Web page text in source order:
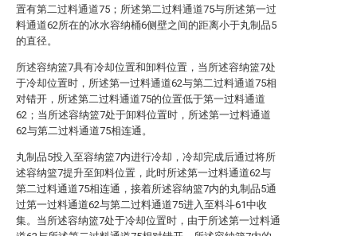
置有第二过料通道75；所述第二过料通道75与所述第一过
料通道62所在的冰水容纳桶6侧壁之间的距离小于丸制品5
的直径。
所述容纳篮7具有冷却位置和卸料位置，当所述容纳篮7处
于冷却位置时，所述第一过料通道62与第二过料通道75相
对错开，所述第二过料通道75的位置低于第一过料通道
62；当所述容纳篮7处于卸料位置时，所述第一过料通道
62与第二过料通道75相连通。
丸制品5投入至容纳篮7内进行冷却，冷却完成后通过将所
述容纳篮7提升至卸料位置，此时所述第一过料通道62与
第二过料通道75相连通，接着所述容纳篮7内的丸制品5通
过第一过料通道62与第二过料通道75进入至料斗61中收
集。当所述容纳篮7处于冷却位置时，由于所述第一过料通